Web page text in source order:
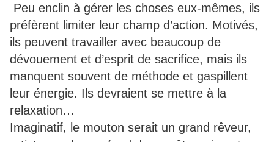
Peu enclin à gérer les choses eux-mêmes, ils
préfèrent limiter leur champ d’action. Motivés,
ils peuvent travailler avec beaucoup de
dévouement et d’esprit de sacrifice, mais ils
manquent souvent de méthode et gaspillent
leur énergie. Ils devraient se mettre à la
relaxation…
Imaginatif, le mouton serait un grand rêveur,